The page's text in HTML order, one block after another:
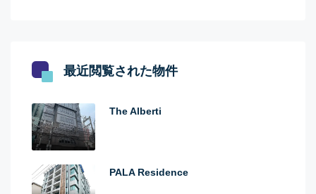
最近閲覧された物件
The Alberti
PALA Residence